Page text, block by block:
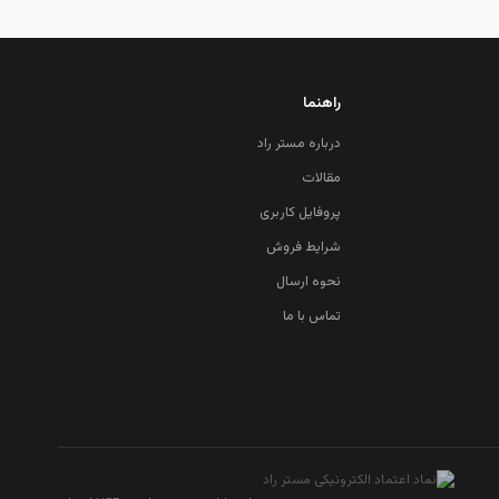
راهنما
درباره مستر راد
مقالات
پروفایل کاربری
شرایط فروش
نحوه ارسال
تماس با ما